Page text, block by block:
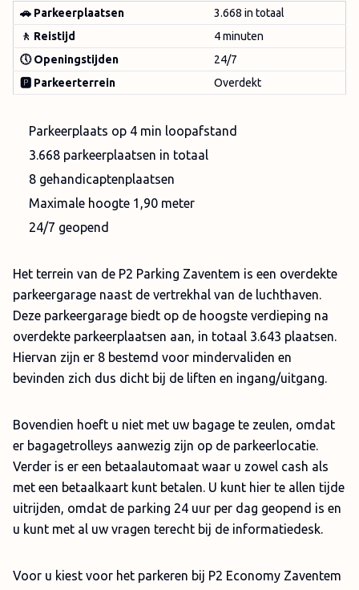
🚗 Parkeerplaatsen
3.668 in totaal
🚶 Reistijd
4 minuten
🕔 Openingstijden
24/7
🅿️ Parkeerterrein
Overdekt
Parkeerplaats op 4 min loopafstand
3.668 parkeerplaatsen in totaal
8 gehandicaptenplaatsen
Maximale hoogte 1,90 meter
24/7 geopend
Het terrein van de P2 Parking Zaventem is een overdekte
parkeergarage naast de vertrekhal van de luchthaven.
Deze parkeergarage biedt op de hoogste verdieping na
overdekte parkeerplaatsen aan, in totaal 3.643 plaatsen.
Hiervan zijn er 8 bestemd voor mindervaliden en
bevinden zich dus dicht bij de liften en ingang/uitgang.
Bovendien hoeft u niet met uw bagage te zeulen, omdat
er bagagetrolleys aanwezig zijn op de parkeerlocatie.
Verder is er een betaalautomaat waar u zowel cash als
met een betaalkaart kunt betalen. U kunt hier te allen tijde
uitrijden, omdat de parking 24 uur per dag geopend is en
u kunt met al uw vragen terecht bij de informatiedesk.
Voor u kiest voor het parkeren bij P2 Economy Zaventem